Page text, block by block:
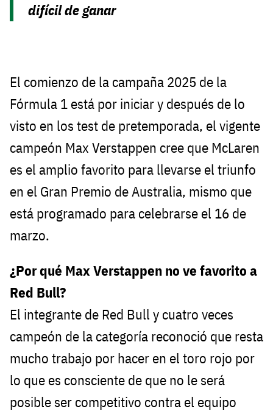
difícil de ganar
El comienzo de la campaña 2025 de la
Fórmula 1 está por iniciar y después de lo
visto en los test de pretemporada, el vigente
campeón Max Verstappen cree que McLaren
es el amplio favorito para llevarse el triunfo
en el Gran Premio de Australia, mismo que
está programado para celebrarse el 16 de
marzo.
¿Por qué Max Verstappen no ve favorito a
Red Bull?
El integrante de Red Bull y cuatro veces
campeón de la categoría reconoció que resta
mucho trabajo por hacer en el toro rojo por
lo que es consciente de que no le será
posible ser competitivo contra el equipo